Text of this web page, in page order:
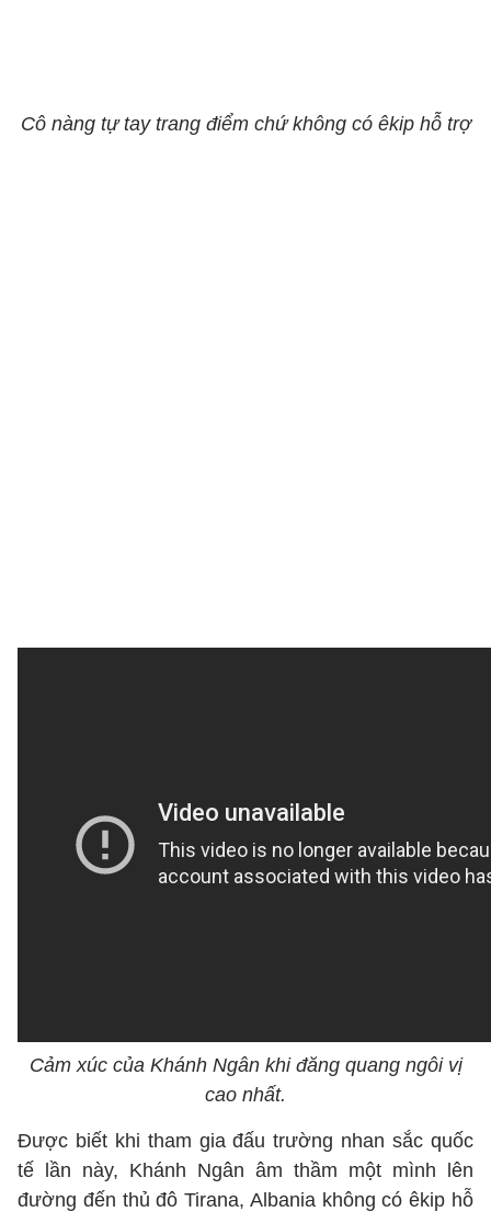
Cô nàng tự tay trang điểm chứ không có êkip hỗ trợ
Cảm xúc của Khánh Ngân khi đăng quang ngôi vị
cao nhất.
Được biết khi tham gia đấu trường nhan sắc quốc
tế lần này, Khánh Ngân âm thầm một mình lên
đường đến thủ đô Tirana, Albania không có êkip hỗ